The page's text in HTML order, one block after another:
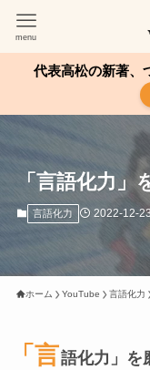
menu
代表高松の新著、
「言語化力
言語化力 2022-12-
ホーム YouTube 言語化力
「言語化力」を